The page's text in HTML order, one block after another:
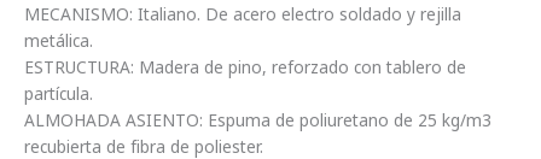
MECANISMO: Italiano. De acero electro soldado y rejilla
metálica.
ESTRUCTURA: Madera de pino, reforzado con tablero de
partícula.
ALMOHADA ASIENTO: Espuma de poliuretano de 25 kg/m3
recubierta de fibra de poliester.